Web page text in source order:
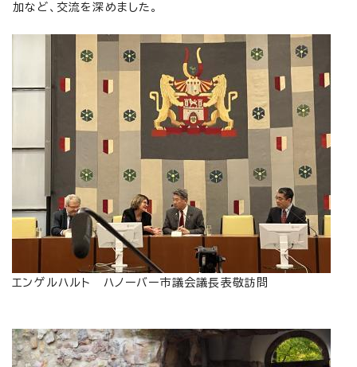
加など、交流を深めました。
エンゲルハルト ハノーバー市議会議長表敬訪問